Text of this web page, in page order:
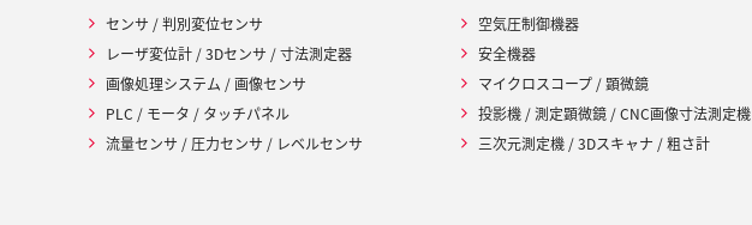
センサ / 判別変位センサ
レーザ変位計 / 3Dセンサ / 寸法測定器
画像処理システム / 画像センサ
PLC / モータ / タッチパネル
流量センサ / 圧力センサ / レベルセンサ
空気圧制御機器
安全機器
マイクロスコープ / 顕微鏡
投影機 / 測定顕微鏡 / CNC画像寸法測定機
三次元測定機 / 3Dスキャナ / 粗さ計